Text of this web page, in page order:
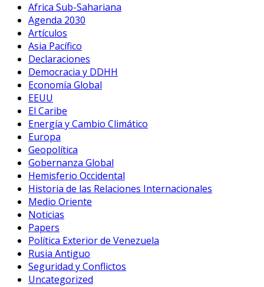
Africa Sub-Sahariana
Agenda 2030
Artículos
Asia Pacífico
Declaraciones
Democracia y DDHH
Economía Global
EEUU
El Caribe
Energía y Cambio Climático
Europa
Geopolítica
Gobernanza Global
Hemisferio Occidental
Historia de las Relaciones Internacionales
Medio Oriente
Noticias
Papers
Política Exterior de Venezuela
Rusia Antiguo
Seguridad y Conflictos
Uncategorized